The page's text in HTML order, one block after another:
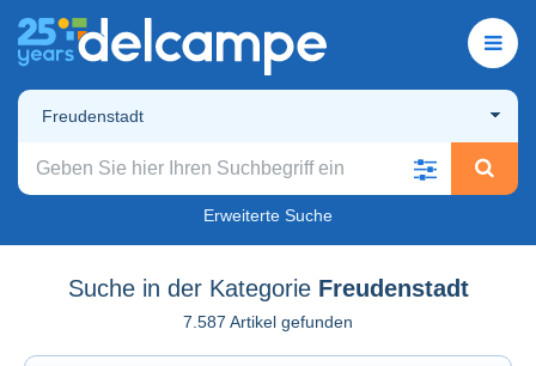
Freudenstadt
Erweiterte Suche
Suche in der Kategorie Freudenstadt
7.587 Artikel gefunden